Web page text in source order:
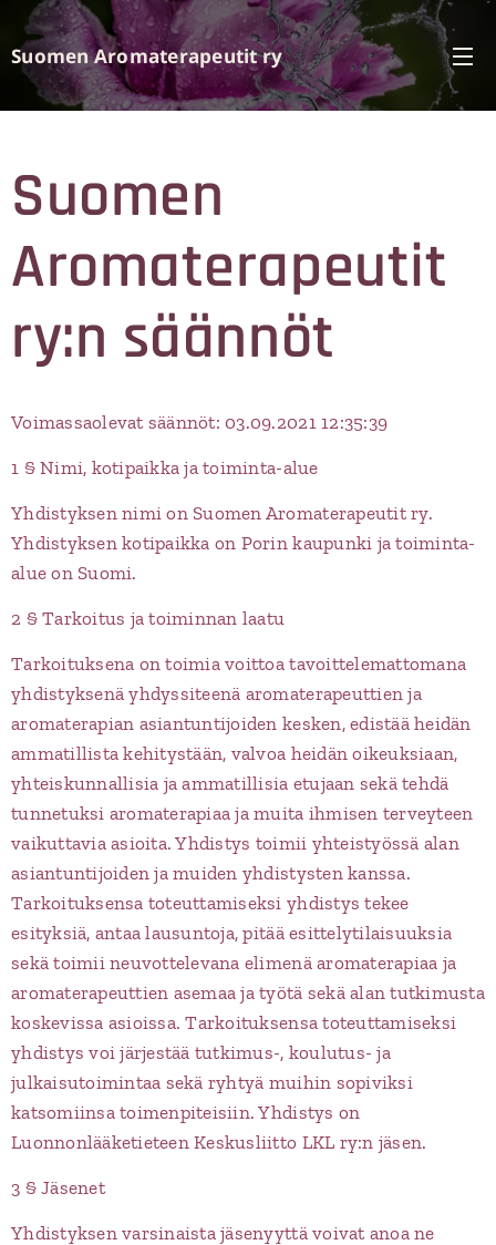
Suomen Aromaterapeutit ry
Suomen
Aromaterapeutit
ry:n säännöt
Voimassaolevat säännöt: 03.09.2021 12:35:39
1 § Nimi, kotipaikka ja toiminta-alue
Yhdistyksen nimi on Suomen Aromaterapeutit ry.
Yhdistyksen kotipaikka on Porin kaupunki ja toiminta-
alue on Suomi.
2 § Tarkoitus ja toiminnan laatu
Tarkoituksena on toimia voittoa tavoittelemattomana
yhdistyksenä yhdyssiteenä aromaterapeuttien ja
aromaterapian asiantuntijoiden kesken, edistää heidän
ammatillista kehitystään, valvoa heidän oikeuksiaan,
yhteiskunnallisia ja ammatillisia etujaan sekä tehdä
tunnetuksi aromaterapiaa ja muita ihmisen terveyteen
vaikuttavia asioita. Yhdistys toimii yhteistyössä alan
asiantuntijoiden ja muiden yhdistysten kanssa.
Tarkoituksensa toteuttamiseksi yhdistys tekee
esityksiä, antaa lausuntoja, pitää esittelytilaisuuksia
sekä toimii neuvottelevana elimenä aromaterapiaa ja
aromaterapeuttien asemaa ja työtä sekä alan tutkimusta
koskevissa asioissa. Tarkoituksensa toteuttamiseksi
yhdistys voi järjestää tutkimus-, koulutus- ja
julkaisutoimintaa sekä ryhtyä muihin sopiviksi
katsomiinsa toimenpiteisiin. Yhdistys on
Luonnonlääketieteen Keskusliitto LKL ry:n jäsen.
3 § Jäsenet
Yhdistyksen varsinaista jäsenyyttä voivat anoa ne